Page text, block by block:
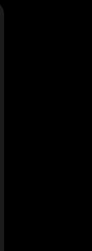
EPDM SHORE